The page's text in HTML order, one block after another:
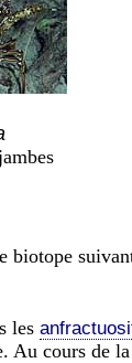
biotope
les
Au cours de